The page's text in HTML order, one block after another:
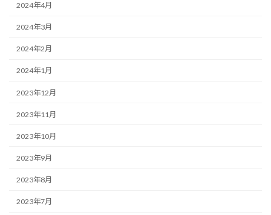
2024年4月
2024年3月
2024年2月
2024年1月
2023年12月
2023年11月
2023年10月
2023年9月
2023年8月
2023年7月